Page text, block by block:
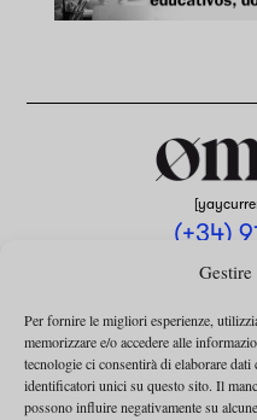
Per fornire le migliori esperienze,
memorizzare e/o accedere alle
tecnologie ci consentirà di elaborare
identificatori unici su questo sito. Il
possono influire negativamente su
(+34)